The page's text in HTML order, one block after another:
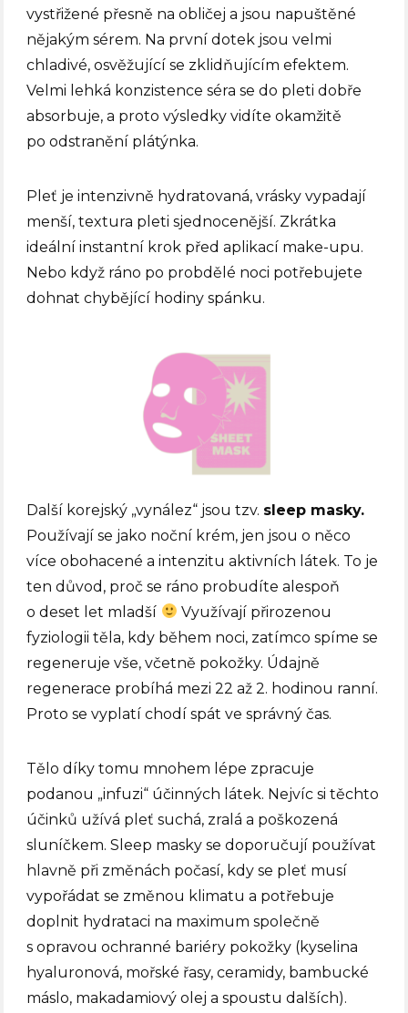
vystřižené přesně na obličej a jsou napuštěné
nějakým sérem. Na první dotek jsou velmi
chladivé, osvěžující se zklidňujícím efektem.
Velmi lehká konzistence séra se do pleti dobře
absorbuje, a proto výsledky vidíte okamžitě
po odstranění plátýnka.
Pleť je intenzivně hydratovaná, vrásky vypadají
menší, textura pleti sjednocenější. Zkrátka
ideální instantní krok před aplikací make-upu.
Nebo když ráno po probdělé noci potřebujete
dohnat chybějící hodiny spánku.
Další korejský „vynález“ jsou tzv. sleep masky.
Používají se jako noční krém, jen jsou o něco
více obohacené a intenzitu aktivních látek. To je
ten důvod, proč se ráno probudíte alespoň
o deset let mladší
Využívají přirozenou
fyziologii těla, kdy během noci, zatímco spíme se
regeneruje vše, včetně pokožky. Údajně
regenerace probíhá mezi 22 až 2. hodinou ranní.
Proto se vyplatí chodí spát ve správný čas.
Tělo díky tomu mnohem lépe zpracuje
podanou „infuzi“ účinných látek. Nejvíc si těchto
účinků užívá pleť suchá, zralá a poškozená
sluníčkem. Sleep masky se doporučují používat
hlavně při změnách počasí, kdy se pleť musí
vypořádat se změnou klimatu a potřebuje
doplnit hydrataci na maximum společně
s opravou ochranné bariéry pokožky (kyselina
hyaluronová, mořské řasy, ceramidy, bambucké
máslo, makadamiový olej a spoustu dalších).